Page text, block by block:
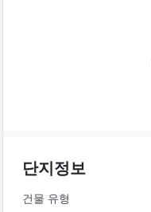
단지정보
건물 유형